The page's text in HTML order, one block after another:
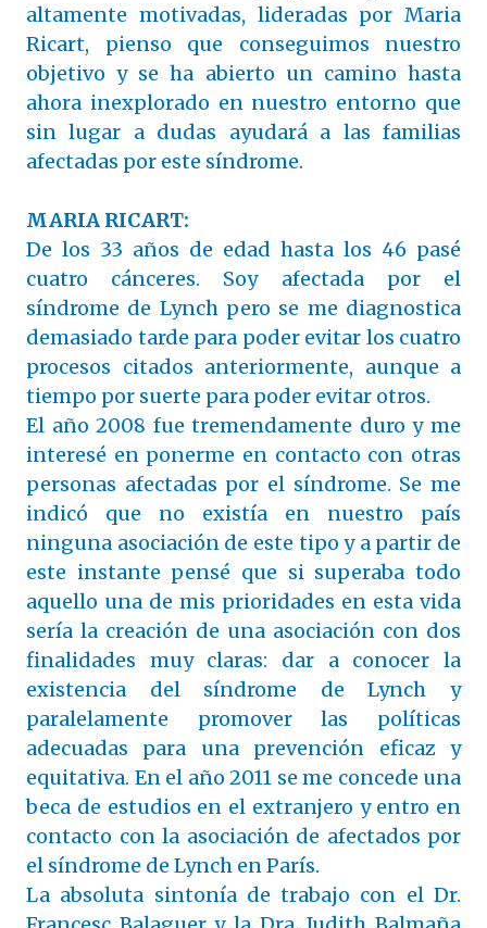
altamente motivadas, lideradas por Maria
Ricart, pienso que conseguimos nuestro
objetivo y se ha abierto un camino hasta
ahora inexplorado en nuestro entorno que
sin lugar a dudas ayudará a las familias
afectadas por este síndrome.
MARIA RICART:
De los 33 años de edad hasta los 46 pasé
cuatro cánceres. Soy afectada por el
síndrome de Lynch pero se me diagnostica
demasiado tarde para poder evitar los cuatro
procesos citados anteriormente, aunque a
tiempo por suerte para poder evitar otros.
El año 2008 fue tremendamente duro y me
interesé en ponerme en contacto con otras
personas afectadas por el síndrome. Se me
indicó que no existía en nuestro país
ninguna asociación de este tipo y a partir de
este instante pensé que si superaba todo
aquello una de mis prioridades en esta vida
sería la creación de una asociación con dos
finalidades muy claras: dar a conocer la
existencia del síndrome de Lynch y
paralelamente promover las políticas
adecuadas para una prevención eficaz y
equitativa. En el año 2011 se me concede una
beca de estudios en el extranjero y entro en
contacto con la asociación de afectados por
el síndrome de Lynch en París.
La absoluta sintonía de trabajo con el Dr.